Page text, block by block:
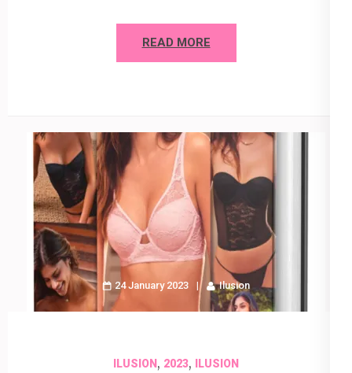
READ MORE
24 January 2023 Ilusion
ILUSION, 2023, ILUSION